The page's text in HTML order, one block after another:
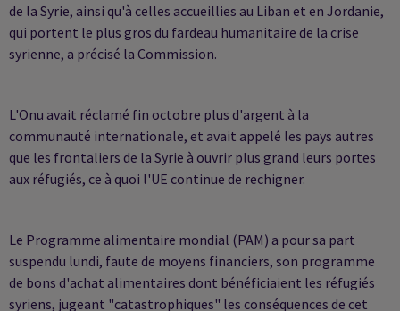
de la Syrie, ainsi qu'à celles accueillies au Liban et en Jordanie,
qui portent le plus gros du fardeau humanitaire de la crise
syrienne, a précisé la Commission.
L'Onu avait réclamé fin octobre plus d'argent à la
communauté internationale, et avait appelé les pays autres
que les frontaliers de la Syrie à ouvrir plus grand leurs portes
aux réfugiés, ce à quoi l'UE continue de rechigner.
Le Programme alimentaire mondial (PAM) a pour sa part
suspendu lundi, faute de moyens financiers, son programme
de bons d'achat alimentaires dont bénéficiaient les réfugiés
syriens, jugeant "catastrophiques" les conséquences de cet